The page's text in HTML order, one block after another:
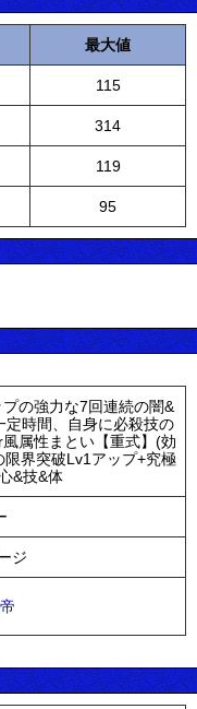
最大値
115
314
119
95
の強力な7回連続の闇&
定時間、自身に必殺技の
属性まとい【重式】(効
界突破Lv1アップ+究極
&技&体
ジ